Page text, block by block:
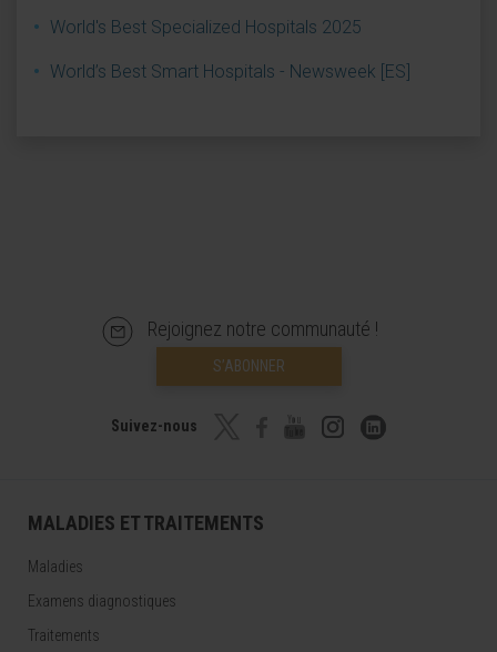
World's Best Specialized Hospitals 2025
World’s Best Smart Hospitals - Newsweek [ES]
Rejoignez notre communauté !
S’ABONNER
Suivez-nous
MALADIES ET TRAITEMENTS
Maladies
Examens diagnostiques
Traitements